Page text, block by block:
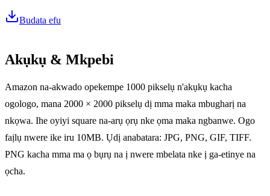
Budata efu
Akụkụ & Mkpebi
Amazon na-akwado opekempe 1000 pikselụ n'akụkụ kacha
ogologo, mana 2000 × 2000 pikselụ dị mma maka mbugharị na
nkọwa. Ihe oyiyi square na-arụ ọrụ nke ọma maka ngbanwe. Ogo
faịlụ nwere ike iru 10MB. Ụdị anabatara: JPG, PNG, GIF, TIFF.
PNG kacha mma ma ọ bụrụ na ị nwere mbelata nke ị ga-etinye na
ọcha.